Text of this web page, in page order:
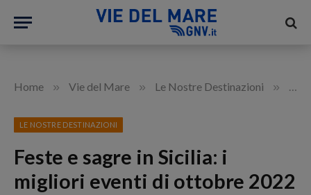
Home » Vie del Mare » Le Nostre Destinazioni »
LE NOSTRE DESTINAZIONI
Feste e sagre in Sicilia: i
migliori eventi di ottobre 2022